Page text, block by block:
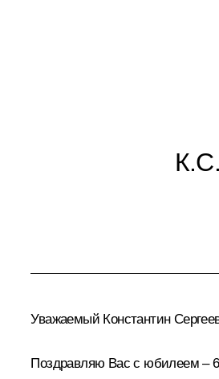
Уважаемый Константин
Поздравляю Вас с юбилеем –